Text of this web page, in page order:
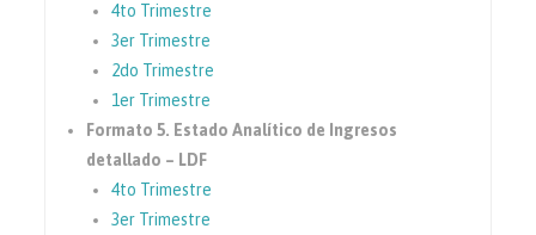
4to Trimestre
3er Trimestre
2do Trimestre
1er Trimestre
Formato 5. Estado Analítico de Ingresos
detallado – LDF
4to Trimestre
3er Trimestre